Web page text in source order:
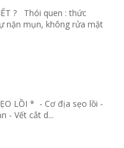
? Thói quen : thức
nặn mụn, không rửa mặt
LỒI * - Cơ địa sẹo lồi -
- Vết cắt d...